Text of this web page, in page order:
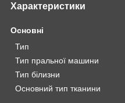
Характеристики
Основні
Тип
Тип пральної машини
Тип білизни
Основний тип тканини